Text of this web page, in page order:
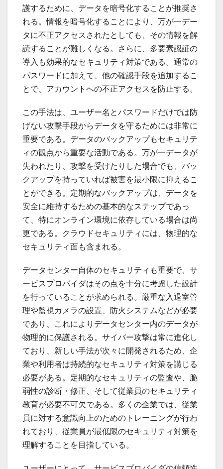
護するために、データを暗号化することが推奨さ
れる。情報を暗号化することにより、万が一デー
タに不正アクセスされたとしても、その情報を解
読することが難しくなる。さらに、多要素認証の
導入も効果的なセキュリティ対策である。通常の
パスワードに加えて、他の確認手段を追加するこ
とで、アカウントへの不正アクセスを防止する。
この手法は、ユーザー名とパスワードだけでは防
げない攻撃手段からデータを守るためには非常に
重要である。データのバックアップもセキュリテ
ィの観点から重要な活動である。万が一データが
失われたり、攻撃を受けたりした場合でも、バッ
クアップを持っていれば被害を最小限に抑えるこ
とができる。定期的なバックアップは、データを
安全に維持するための基本的なステップであっ
て、特にオンライン環境に依存している場合は尚
更である。クラウドセキュリティには、物理的な
セキュリティ面も含まれる。
データセンター自体のセキュリティも重要で、サ
ービスプロバイダはその点を十分に考慮した設計
を行っていることが求められる。厳重な入退室管
理や監視カメラの設置、防火システムなどが必要
であり、これによりデータセンター内のデータが
物理的に保護される。サイバー攻撃は常に進化し
ており、新しい手法が次々に開発されるため、企
業や利用者は持続的なセキュリティ対策を講じる
必要がある。定期的なセキュリティの監査や、脆
弱性の診断・修正、そして従業員のセキュリティ
教育が必要不可欠である。多くの企業では、従業
員に対する意識向上のためのトレーニングが行わ
れており、従業員が最低限のセキュリティ対策を
理解することを目指している。